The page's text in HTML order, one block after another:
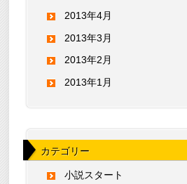
2013年4月
2013年3月
2013年2月
2013年1月
カテゴリー
小説スタート